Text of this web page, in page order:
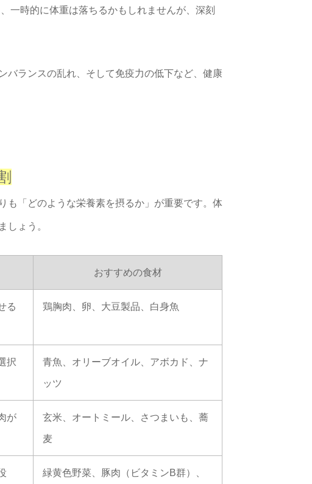
一時的に体重は落ちるかもしれませんが、深刻
バランスの乱れ、そして免疫力の低下など、健康
も「どのような栄養素を摂るか」が重要です。体
しょう。
おすすめの食材
る 鶏胸肉、卵、大豆製品、白身魚
択 青魚、オリーブオイル、アボカド、ナ
ッツ
が 玄米、オートミール、さつまいも、蕎
麦
緑黄色野菜、豚肉（ビタミンB群）、